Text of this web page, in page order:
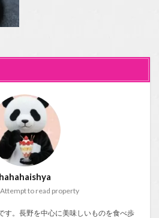
hahahaishya
to read property
す。長野を中心に美味しいものを食べ歩